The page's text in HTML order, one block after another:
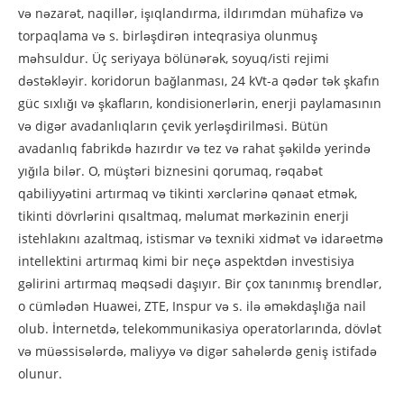
və nəzarət, naqillər, işıqlandırma, ildırımdan mühafizə və
torpaqlama və s. birləşdirən inteqrasiya olunmuş
məhsuldur. Üç seriyaya bölünərək, soyuq/isti rejimi
dəstəkləyir. koridorun bağlanması, 24 kVt-a qədər tək şkafın
güc sıxlığı və şkafların, kondisionerlərin, enerji paylamasının
və digər avadanlıqların çevik yerləşdirilməsi. Bütün
avadanlıq fabrikdə hazırdır və tez və rahat şəkildə yerində
yığıla bilər. O, müştəri biznesini qorumaq, rəqabət
qabiliyyətini artırmaq və tikinti xərclərinə qənaət etmək,
tikinti dövrlərini qısaltmaq, məlumat mərkəzinin enerji
istehlakını azaltmaq, istismar və texniki xidmət və idarəetmə
intellektini artırmaq kimi bir neçə aspektdən investisiya
gəlirini artırmaq məqsədi daşıyır. Bir çox tanınmış brendlər,
o cümlədən Huawei, ZTE, Inspur və s. ilə əməkdaşlığa nail
olub. İnternetdə, telekommunikasiya operatorlarında, dövlət
və müəssisələrdə, maliyyə və digər sahələrdə geniş istifadə
olunur.